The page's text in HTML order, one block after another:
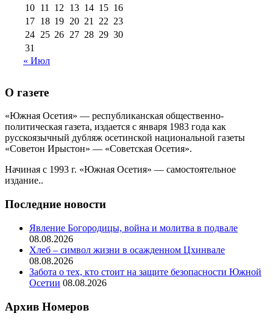
10 11 12 13 14 15 16
17 18 19 20 21 22 23
24 25 26 27 28 29 30
31
« Июл
О газете
«Южная Осетия» — республиканская общественно-
политическая газета, издается с января 1983 года как
русскоязычный дубляж осетинской национальной газеты
«Советон Ирыстон» — «Советская Осетия».
Начиная с 1993 г. «Южная Осетия» — самостоятельное
издание..
Последние новости
Явление Богородицы, война и молитва в подвале
08.08.2026
Хлеб – символ жизни в осажденном Цхинвале
08.08.2026
Забота о тех, кто стоит на защите безопасности Южной
Осетии 08.08.2026
Архив Номеров